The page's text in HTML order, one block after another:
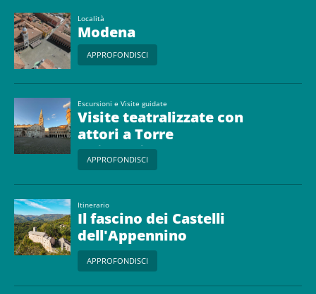
Località
Modena
APPROFONDISCI
Escursioni e Visite guidate
Visite teatralizzate con
attori a Torre
Ghirlandina, Sale
storiche ed Ex Albergo
Diurno
APPROFONDISCI
Itinerario
Il fascino dei Castelli
dell'Appennino
Modenese
APPROFONDISCI